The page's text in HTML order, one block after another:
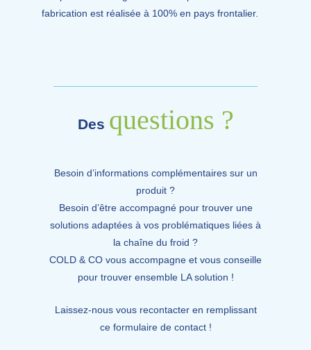
fabrication est réalisée à 100% en pays frontalier.
Des questions ?
Besoin d’informations complémentaires sur un
produit ?
Besoin d’être accompagné pour trouver une
solutions adaptées à vos problématiques liées à
la chaîne du froid ?
COLD & CO vous accompagne et vous conseille
pour trouver ensemble LA solution !
Laissez-nous vous recontacter en remplissant
ce formulaire de contact !